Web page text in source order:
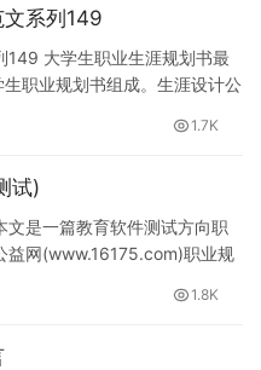
系列149
149 大学生职业生涯规划书最
职业规划书组成。生涯设计公
1.7K
试)
是一篇教育软件测试方向职
益网(www.16175.com)职业规
1.8K